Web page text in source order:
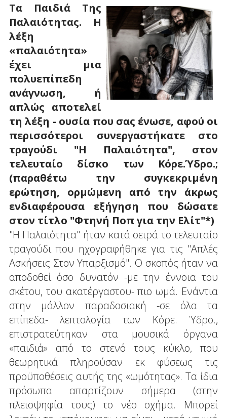
Τα Παιδιά Της
Παλαιότητας. Η
λέξη
«παλαιότητα»
έχει μια
πολυεπίπεδη
ανάγνωση, ή
απλώς αποτελεί
τη λέξη - ουσία που σας ένωσε, αφού οι
περισσότεροι συνεργαστήκατε στο
τραγούδι "Η Παλαιότητα", στον
τελευταίο δίσκο των Κόρε.Ύδρο.;
(παραθέτω την συγκεκριμένη
ερώτηση, ορμώμενη από την άκρως
ενδιαφέρουσα εξήγηση που δώσατε
στον τίτλο "Φτηνή Ποπ για την Ελίτ"*)
"Η Παλαιότητα" ήταν κατά σειρά το τελευταίο
τραγούδι που ηχογραφήθηκε για τις "Απλές
Ασκήσεις Στον Υπαρξισμό". Ο σκοπός ήταν να
αποδοθεί όσο δυνατόν -με την έννοια του
σκέτου, του ακατέργαστου- πιο ωμά. Ενάντια
στην μάλλον παραδοσιακή -σε όλα τα
επίπεδα- λεπτολογία των Κόρε. Ύδρο.,
επιστρατεύτηκαν στα μουσικά όργανα
«παιδιά» από το στενό τους κύκλο, που
θεωρητικά πληρούσαν εκ φύσεως τις
προϋποθέσεις αυτής της «ωμότητας». Τα ίδια
πρόσωπα απαρτίζουν σήμερα (στην
πλειοψηφία τους) το νέο σχήμα. Μπορεί